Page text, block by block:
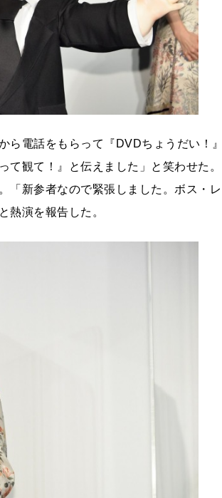
ら電話をもらって『DVDちょうだい！』
観て！』と伝えました」と笑わせた。
「新参者なので緊張しました。ボス・レ
熱演を報告した。